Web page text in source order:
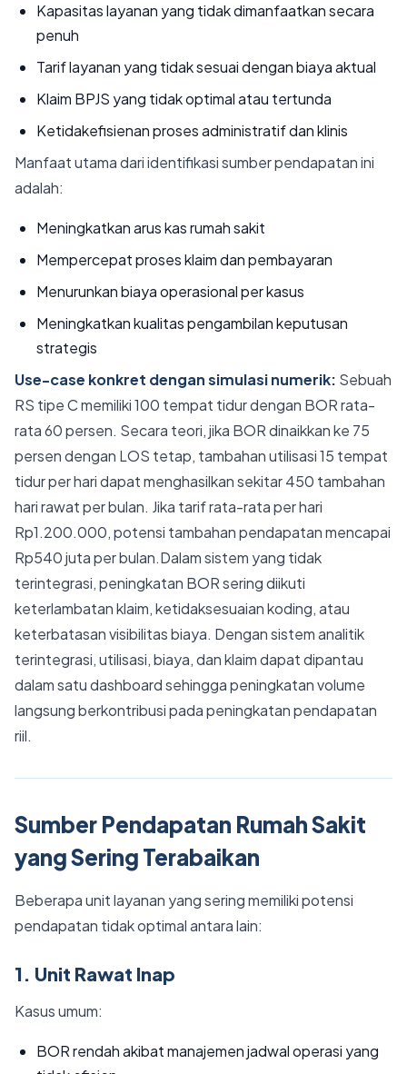
Kapasitas layanan yang tidak dimanfaatkan secara
penuh
Tarif layanan yang tidak sesuai dengan biaya aktual
Klaim BPJS yang tidak optimal atau tertunda
Ketidakefisienan proses administratif dan klinis
Manfaat utama dari identifikasi sumber pendapatan ini
adalah:
Meningkatkan arus kas rumah sakit
Mempercepat proses klaim dan pembayaran
Menurunkan biaya operasional per kasus
Meningkatkan kualitas pengambilan keputusan
strategis
Use-case konkret dengan simulasi numerik: Sebuah
RS tipe C memiliki 100 tempat tidur dengan BOR rata-
rata 60 persen. Secara teori, jika BOR dinaikkan ke 75
persen dengan LOS tetap, tambahan utilisasi 15 tempat
tidur per hari dapat menghasilkan sekitar 450 tambahan
hari rawat per bulan. Jika tarif rata-rata per hari
Rp1.200.000, potensi tambahan pendapatan mencapai
Rp540 juta per bulan.Dalam sistem yang tidak
terintegrasi, peningkatan BOR sering diikuti
keterlambatan klaim, ketidaksesuaian koding, atau
keterbatasan visibilitas biaya. Dengan sistem analitik
terintegrasi, utilisasi, biaya, dan klaim dapat dipantau
dalam satu dashboard sehingga peningkatan volume
langsung berkontribusi pada peningkatan pendapatan
riil.
Sumber Pendapatan Rumah Sakit
yang Sering Terabaikan
Beberapa unit layanan yang sering memiliki potensi
pendapatan tidak optimal antara lain:
1. Unit Rawat Inap
Kasus umum:
BOR rendah akibat manajemen jadwal operasi yang